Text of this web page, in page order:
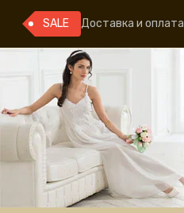
SALE Доставка и оплата